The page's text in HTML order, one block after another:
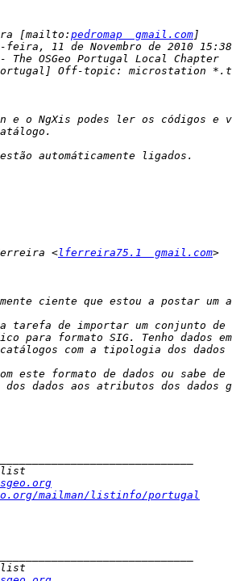
[mailto: pedromap  gmail.com
<lferreira75.1  gmail.com
mailman/listinfo/portugal